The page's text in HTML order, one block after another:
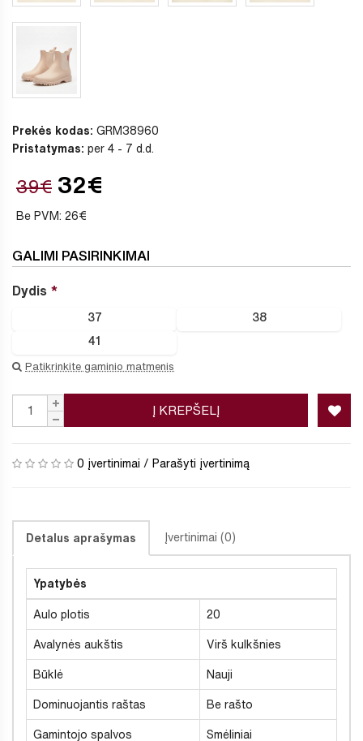
Prekės kodas: GRM38960
Pristatymas: per 4 - 7 d.d.
39€ 32€
Be PVM: 26€
GALIMI PASIRINKIMAI
Dydis
37 38
41
Patikrinkite gaminio matmenis
Į KREPŠELĮ
0 įvertinimai / Parašyti įvertinimą
Detalus aprašymas Įvertinimai (0)
Ypatybės
Aulo plotis 20
Avalynės aukštis Virš kulkšnies
Būklė Nauji
Dominuojantis raštas Be rašto
Gamintojo spalvos Smėliniai